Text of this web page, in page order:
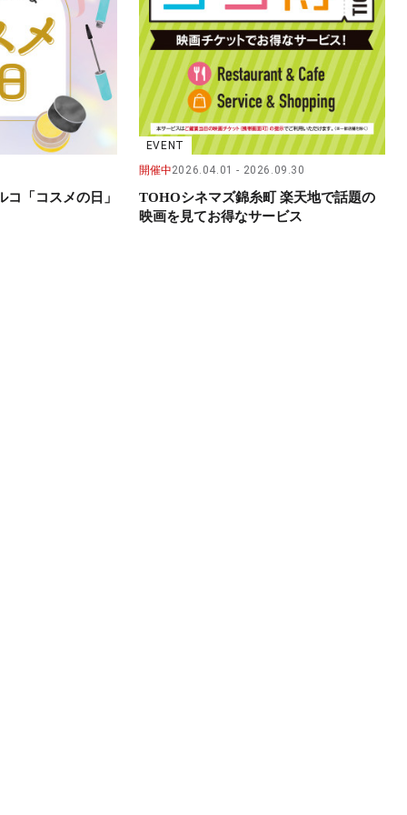
「コスメの日」
EVENT
開催中2026.04.01 2026.09.30
TOHOシネマズ錦糸町 楽天地で話題の
映画を見てお得なサービス